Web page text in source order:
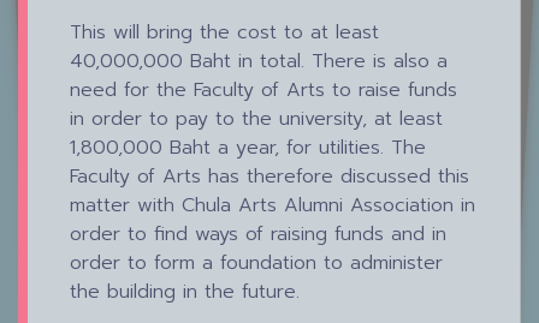
This will bring the cost to at least
40,000,000 Baht in total. There is also a
need for the Faculty of Arts to raise funds
in order to pay to the university, at least
1,800,000 Baht a year, for utilities. The
Faculty of Arts has therefore discussed this
matter with Chula Arts Alumni Association in
order to find ways of raising funds and in
order to form a foundation to administer
the building in the future.